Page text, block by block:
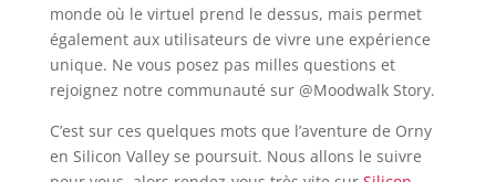
monde où le virtuel prend le dessus, mais permet
également aux utilisateurs de vivre une expérience
unique. Ne vous posez pas milles questions et
rejoignez notre communauté sur @Moodwalk Story.
C’est sur ces quelques mots que l’aventure de Orny
en Silicon Valley se poursuit. Nous allons le suivre